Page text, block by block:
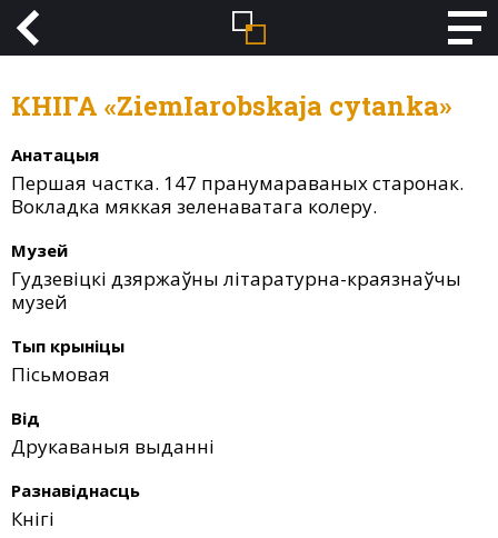
КНІГА «ZiemIarobskaja cytanka»
Анатацыя
Першая частка. 147 пранумараваных старонак.
Вокладка мяккая зеленаватага колеру.
Музей
Гудзевіцкі дзяржаўны літаратурна-краязнаўчы
музей
Тып крыніцы
Пісьмовая
Від
Друкаваныя выданні
Разнавіднасць
Кнігі